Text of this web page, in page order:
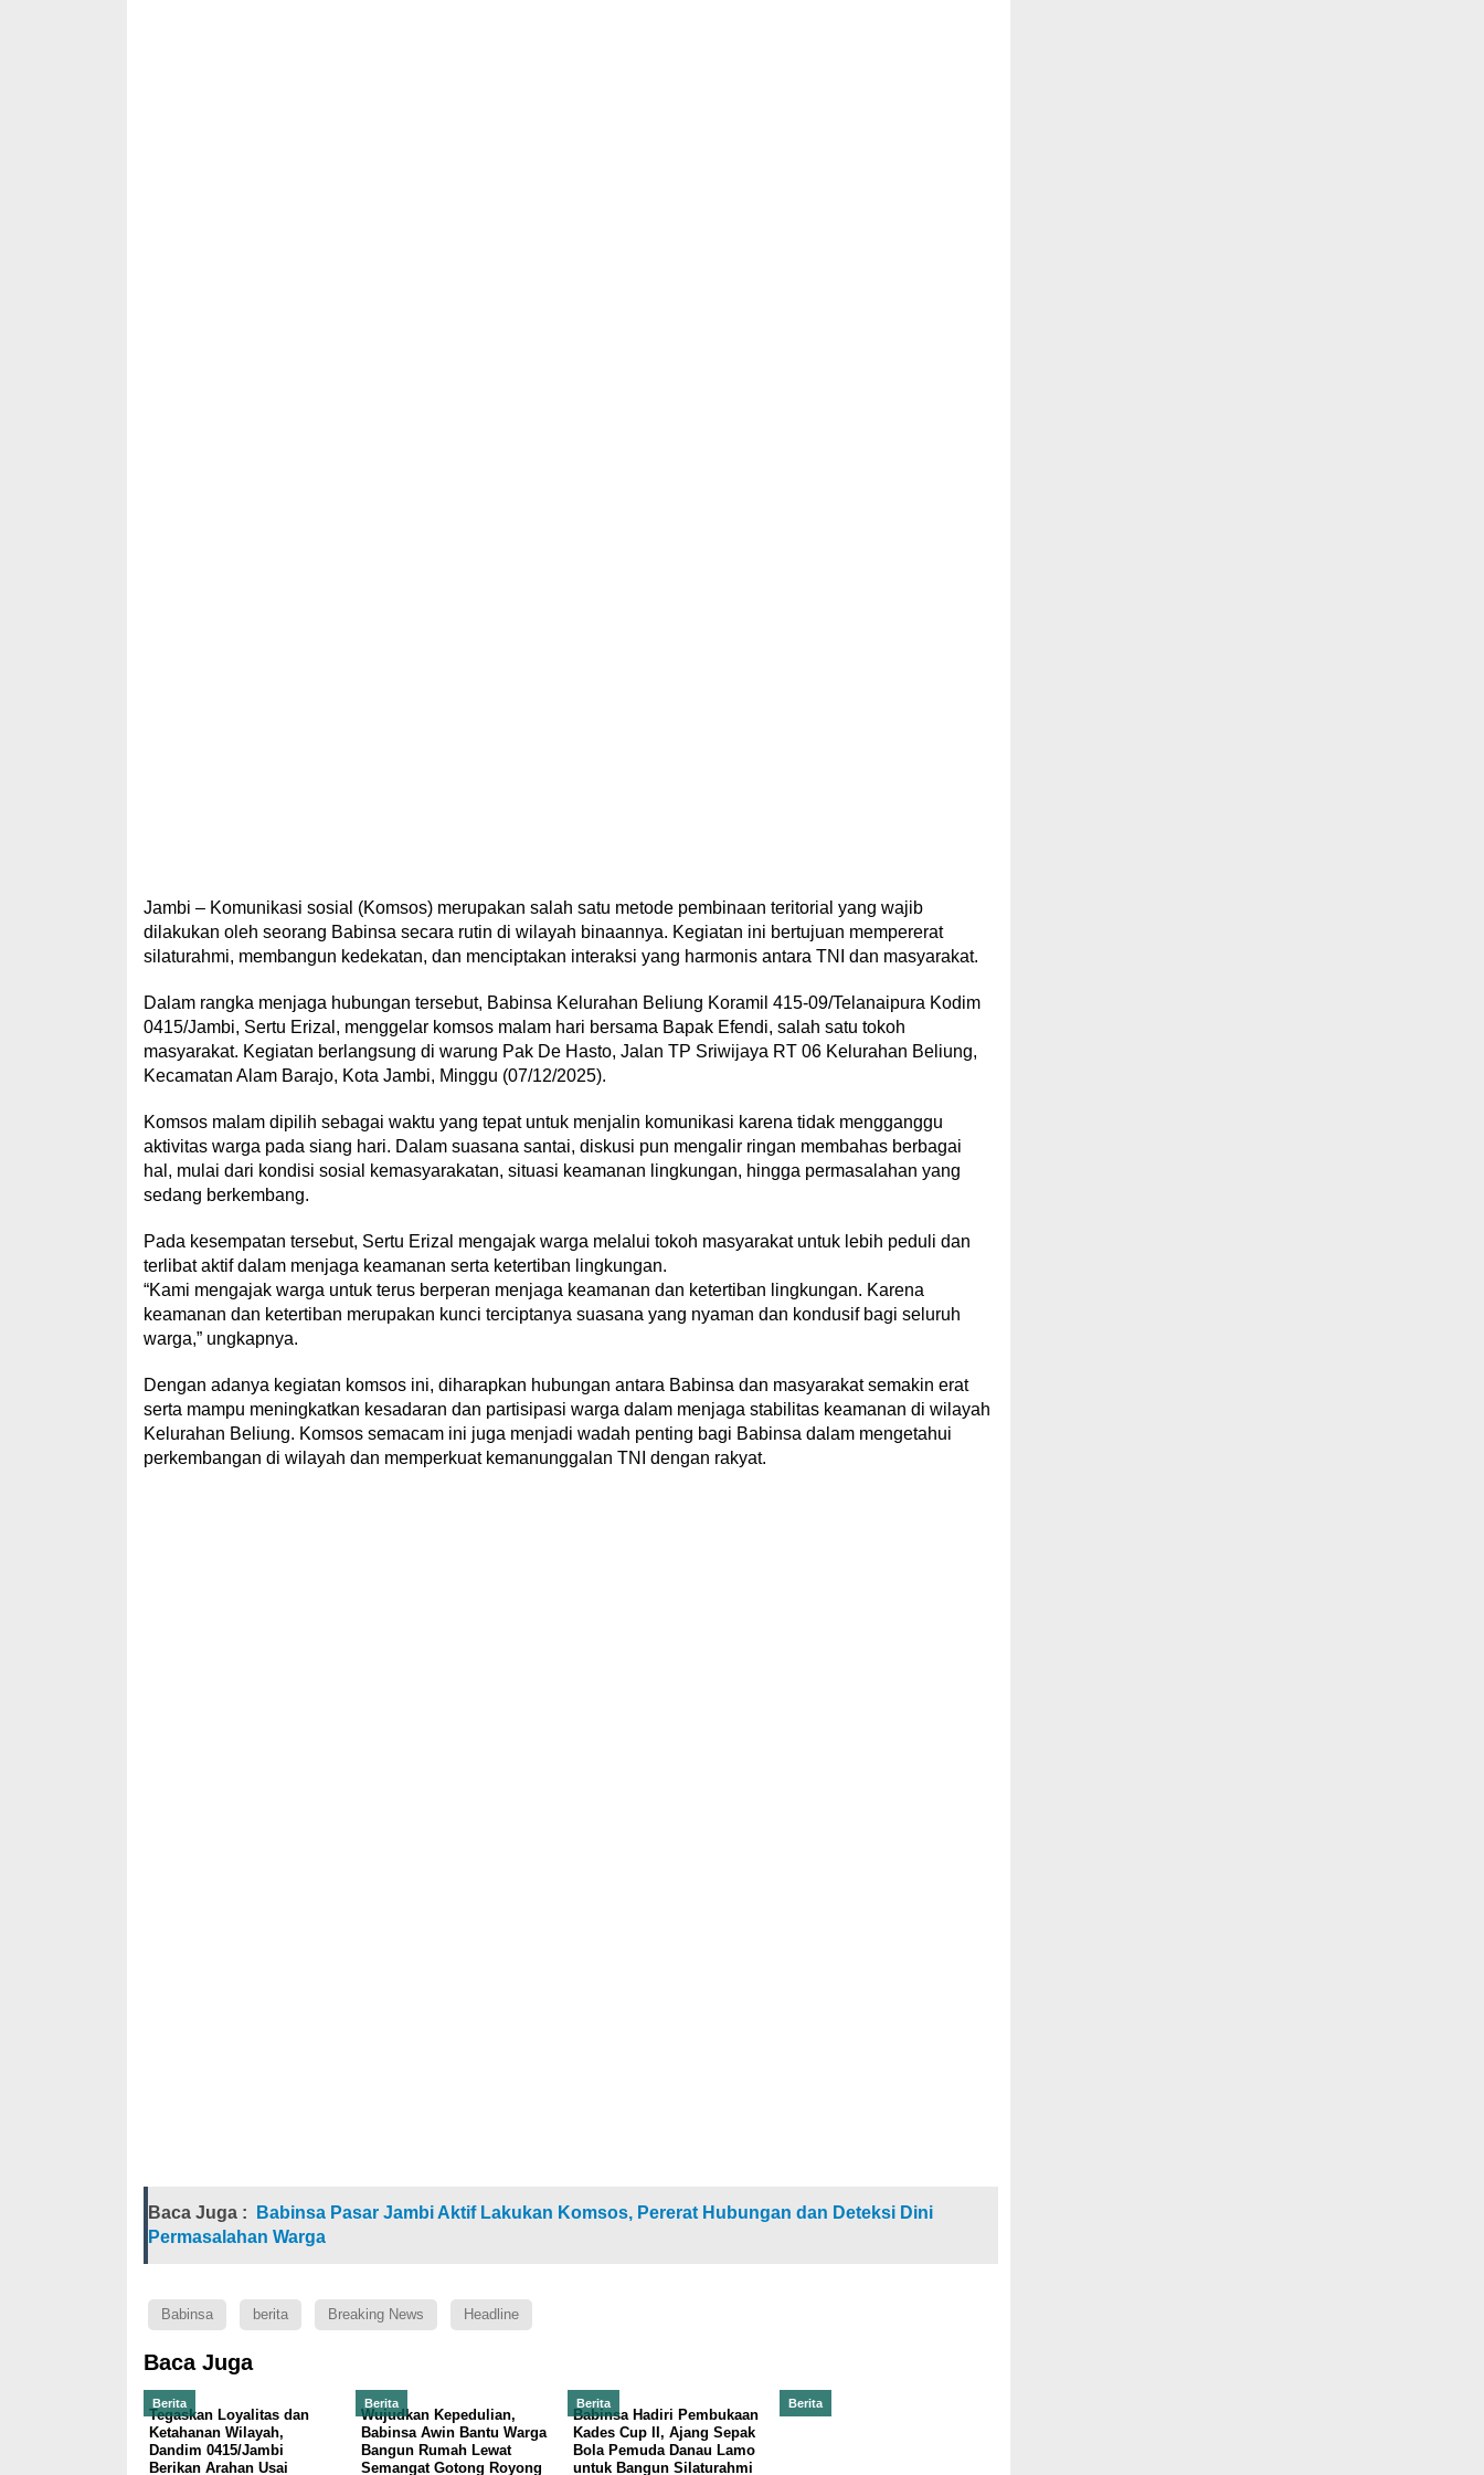
Jambi – Komunikasi sosial (Komsos) merupakan salah satu metode pembinaan teritorial yang wajib
dilakukan oleh seorang Babinsa secara rutin di wilayah binaannya. Kegiatan ini bertujuan mempererat
silaturahmi, membangun kedekatan, dan menciptakan interaksi yang harmonis antara TNI dan masyarakat.
Dalam rangka menjaga hubungan tersebut, Babinsa Kelurahan Beliung Koramil 415-09/Telanaipura Kodim
0415/Jambi, Sertu Erizal, menggelar komsos malam hari bersama Bapak Efendi, salah satu tokoh
masyarakat. Kegiatan berlangsung di warung Pak De Hasto, Jalan TP Sriwijaya RT 06 Kelurahan Beliung,
Kecamatan Alam Barajo, Kota Jambi, Minggu (07/12/2025).
Komsos malam dipilih sebagai waktu yang tepat untuk menjalin komunikasi karena tidak mengganggu
aktivitas warga pada siang hari. Dalam suasana santai, diskusi pun mengalir ringan membahas berbagai
hal, mulai dari kondisi sosial kemasyarakatan, situasi keamanan lingkungan, hingga permasalahan yang
sedang berkembang.
Pada kesempatan tersebut, Sertu Erizal mengajak warga melalui tokoh masyarakat untuk lebih peduli dan
terlibat aktif dalam menjaga keamanan serta ketertiban lingkungan.
“Kami mengajak warga untuk terus berperan menjaga keamanan dan ketertiban lingkungan. Karena
keamanan dan ketertiban merupakan kunci terciptanya suasana yang nyaman dan kondusif bagi seluruh
warga,” ungkapnya.
Dengan adanya kegiatan komsos ini, diharapkan hubungan antara Babinsa dan masyarakat semakin erat
serta mampu meningkatkan kesadaran dan partisipasi warga dalam menjaga stabilitas keamanan di wilayah
Kelurahan Beliung. Komsos semacam ini juga menjadi wadah penting bagi Babinsa dalam mengetahui
perkembangan di wilayah dan memperkuat kemanunggalan TNI dengan rakyat.
Baca Juga :
Babinsa Pasar Jambi Aktif Lakukan Komsos, Pererat Hubungan dan Deteksi Dini
Permasalahan Warga
Babinsa berita Breaking News Headline
Baca Juga
Berita
Tegaskan Loyalitas dan
Ketahanan Wilayah,
Dandim 0415/Jambi
Berikan Arahan Usai
Berita
Wujudkan Kepedulian,
Babinsa Awin Bantu Warga
Bangun Rumah Lewat
Semangat Gotong Royong
Berita
Babinsa Hadiri Pembukaan
Kades Cup II, Ajang Sepak
Bola Pemuda Danau Lamo
untuk Bangun Silaturahmi
Berita